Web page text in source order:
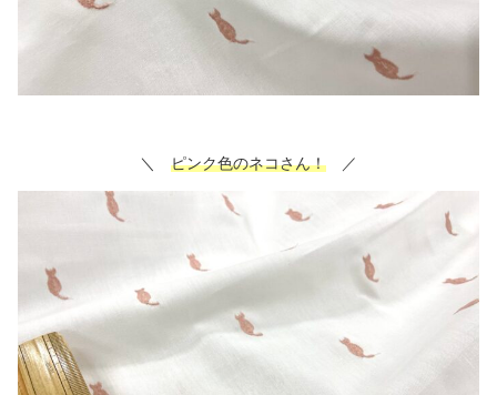
＼ ピンク色のネコさん！ ／